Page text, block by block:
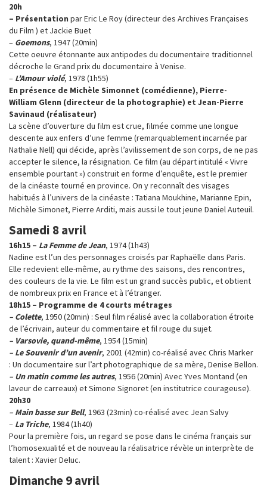
20h
– Présentation par Eric Le Roy (directeur des Archives Françaises
du Film ) et Jackie Buet
– Goemons, 1947 (20min)
Cette oeuvre étonnante aux antipodes du documentaire traditionnel
décroche le Grand prix du documentaire à Venise.
– L’Amour violé, 1978 (1h55)
En présence de Michèle Simonnet (comédienne), Pierre-
William Glenn (directeur de la photographie) et Jean-Pierre
Savinaud (réalisateur)
La scène d’ouverture du film est crue, filmée comme une longue
descente aux enfers d’une femme (remarquablement incarnée par
Nathalie Nell) qui décide, après l’avilissement de son corps, de ne pas
accepter le silence, la résignation. Ce film (au départ intitulé « Vivre
ensemble pourtant ») construit en forme d’enquête, est le premier
de la cinéaste tourné en province. On y reconnaît des visages
habitués à l’univers de la cinéaste : Tatiana Moukhine, Marianne Epin,
Michèle Simonet, Pierre Arditi, mais aussi le tout jeune Daniel Auteuil.
Samedi 8 avril
16h15 – La Femme de Jean, 1974 (1h43)
Nadine est l’un des personnages croisés par Raphaëlle dans Paris.
Elle redevient elle-même, au rythme des saisons, des rencontres,
des couleurs de la vie. Le film est un grand succès public, et obtient
de nombreux prix en France et à l’étranger.
18h15 – Programme de 4 courts métrages
– Colette, 1950 (20min) : Seul film réalisé avec la collaboration étroite
de l’écrivain, auteur du commentaire et fil rouge du sujet.
– Varsovie, quand-même, 1954 (15min)
– Le Souvenir d’un avenir, 2001 (42min) co-réalisé avec Chris Marker
: Un documentaire sur l’art photographique de sa mère, Denise Bellon.
– Un matin comme les autres, 1956 (20min) Avec Yves Montand (en
laveur de carreaux) et Simone Signoret (en institutrice courageuse).
20h30
– Main basse sur Bell, 1963 (23min) co-réalisé avec Jean Salvy
– La Triche, 1984 (1h40)
Pour la première fois, un regard se pose dans le cinéma français sur
l’homosexualité et de nouveau la réalisatrice révèle un interprète de
talent : Xavier Deluc.
Dimanche 9 avril